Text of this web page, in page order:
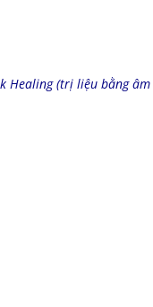
Healing (trị liệu bằng